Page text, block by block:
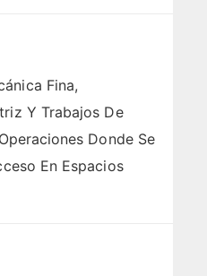
Fina,
Y Trabajos De
Donde Se
En Espacios